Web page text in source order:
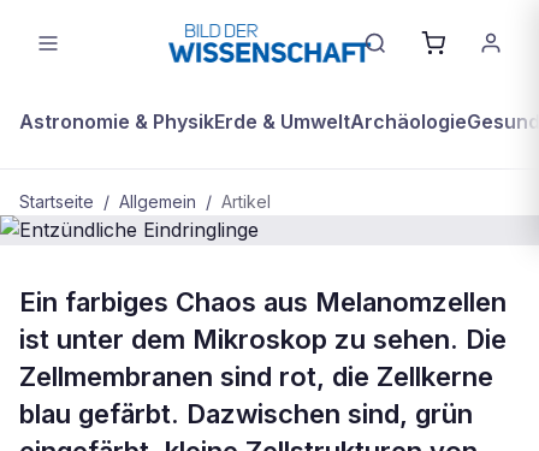
Astronomie & PhysikErde & UmweltArchäologie
Startseite / Allgemein / Artikel
Entzündliche Eindringlinge
Ein farbiges Chaos aus Melanomzellen
ist unter dem Mikroskop zu sehen. Die
Zellmembranen sind rot, die Zellkerne
blau gefärbt. Dazwischen sind, grün